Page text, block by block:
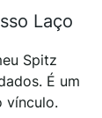
Laço
Spitz
É um
vínculo.